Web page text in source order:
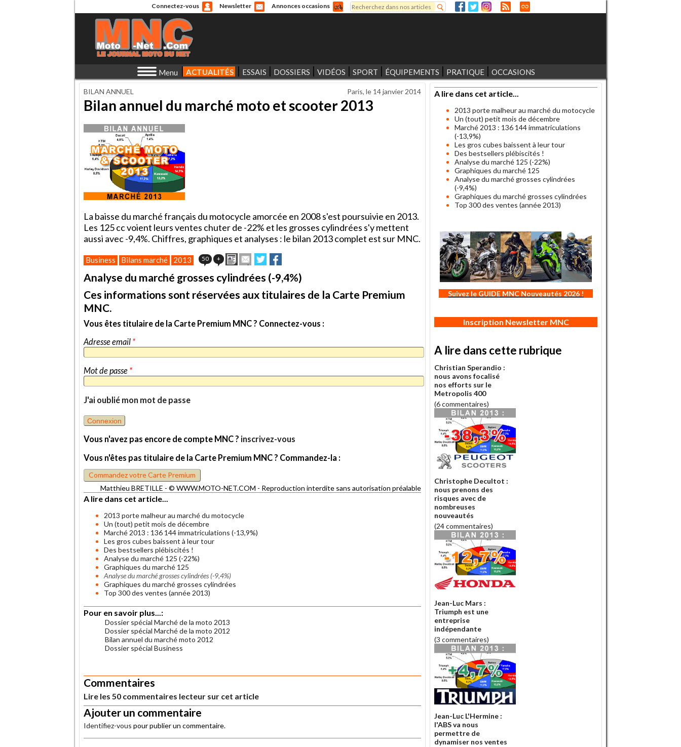
Connectez-vous Newsletter Annonces occasions
Formulaire de recherche
Rechercher
Menu ACTUALITÉS ESSAIS DOSSIERS VIDÉOS SPORT ÉQUIPEMENTS PRATIQUE OCCASIONS
BILAN ANNUEL Paris, le 14 janvier 2014
Bilan annuel du marché moto et scooter 2013
La baisse du marché français du motocycle amorcée en 2008 s'est poursuivie en 2013.
Les 125 cc voient leurs ventes chuter de -22% et les grosses cylindrées s'y mettent
aussi avec -9,4%. Chiffres, graphiques et analyses : le bilan 2013 complet est sur MNC.
Business Bilans marché 2013 50 + ImprimerEnvoyer
cet
article
à
un
ami
Partager
sur
Twitter
sur
Facebook
Analyse du marché grosses cylindrées (-9,4%)
Ces informations sont réservées aux titulaires de la Carte Premium
MNC.
Vous êtes titulaire de la Carte Premium MNC ? Connectez-vous :
Adresse email *
Mot de passe *
J'ai oublié mon mot de passe
Vous n'avez pas encore de compte MNC ? inscrivez-vous
Vous n'êtes pas titulaire de la Carte Premium MNC ? Commandez-la :
Commandez votre Carte Premium
Matthieu BRETILLE - © WWW.MOTO-NET.COM - Reproduction interdite sans autorisation préalable
A lire dans cet article...
2013 porte malheur au marché du motocycle
Un (tout) petit mois de décembre
Marché 2013 : 136 144 immatriculations (-13,9%)
Les gros cubes baissent à leur tour
Des bestsellers plébiscités !
Analyse du marché 125 (-22%)
Graphiques du marché 125
Analyse du marché grosses cylindrées (-9,4%)
Graphiques du marché grosses cylindrées
Top 300 des ventes (année 2013)
Pour en savoir plus...:
Dossier spécial Marché de la moto 2013
Dossier spécial Marché de la moto 2012
Bilan annuel du marché moto 2012
Dossier spécial Business
Commentaires
Lire les 50 commentaires lecteur sur cet article
Ajouter un commentaire
Identifiez-vous pour publier un commentaire.
A lire dans cet article...
2013 porte malheur au marché du motocycle
Un (tout) petit mois de décembre
Marché 2013 : 136 144 immatriculations
(-13,9%)
Les gros cubes baissent à leur tour
Des bestsellers plébiscités !
Analyse du marché 125 (-22%)
Graphiques du marché 125
Analyse du marché grosses cylindrées
(-9,4%)
Graphiques du marché grosses cylindrées
Top 300 des ventes (année 2013)
Suivez le GUIDE MNC Nouveautés 2026 !
Inscription Newsletter MNC
A lire dans cette rubrique
Christian Sperandio :
nous avons focalisé
nos efforts sur le
Metropolis 400
(6 commentaires)
Christophe Decultot :
nous prenons des
risques avec de
nombreuses
nouveautés
(24 commentaires)
Jean-Luc Mars :
Triumph est une
entreprise
indépendante
(3 commentaires)
Jean-Luc L'Hermine :
l'ABS va nous
permettre de
dynamiser nos ventes